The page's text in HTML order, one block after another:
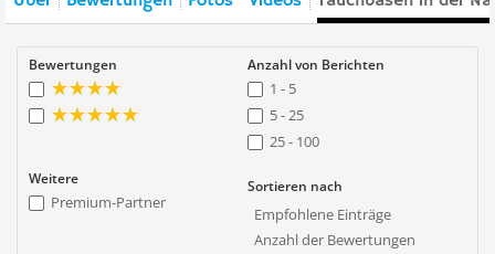
Bewertungen Anzahl von Berichten
1 - 5
5 - 25
25 - 100
Weitere
Premium-Partner
Sortieren nach
Empfohlene Einträge
Anzahl der Bewertungen